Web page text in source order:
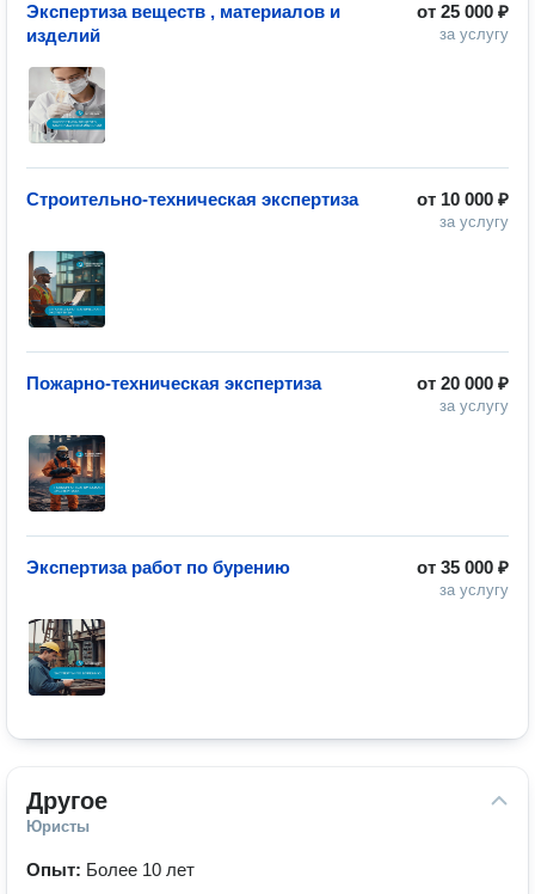
от 25 000 ₽
за услугу
Экспертиза веществ , материалов и
изделий
от 10 000 ₽
за услугу
Строительно-техническая экспертиза
от 20 000 ₽
за услугу
Пожарно-техническая экспертиза
от 35 000 ₽
за услугу
Экспертиза работ по бурению
Другое
Юристы
Опыт: Более 10 лет